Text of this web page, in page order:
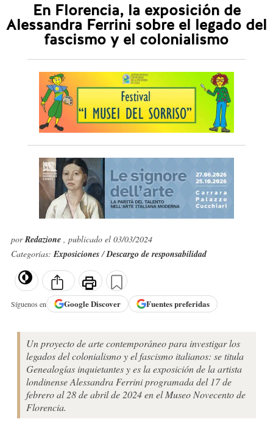
En Florencia, la exposición de
Alessandra Ferrini sobre el legado del
fascismo y el colonialismo
porRedazione , publicado el 03/03/2024
Categorías:Exposiciones/Descargo de responsabilidad
Síguenos en GoogleDiscover Fuentes preferidas
Un proyecto de arte contemporáneo para investigar los
legados del colonialismo y el fascismo italianos: se titula
Genealogías inquietantes y es la exposición de la artista
londinense Alessandra Ferrini programada del 17 de
febrero al 28 de abril de 2024 en el Museo Novecento de
Florencia.